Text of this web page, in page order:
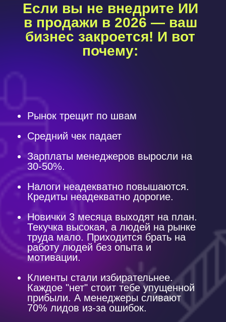
Если вы не внедрите ИИ
в продажи в 2026 — ваш
бизнес закроется! И вот
почему:
Рынок трещит по швам
Средний чек падает
Зарплаты менеджеров выросли на
30-50%.
Налоги неадекватно повышаются.
Кредиты неадекватно дорогие.
Новички 3 месяца выходят на план.
Текучка высокая, а людей на рынке
труда мало. Приходится брать на
работу людей без опыта и
мотивации.
Клиенты стали избирательнее.
Каждое "нет" стоит тебе упущенной
прибыли. А менеджеры сливают
70% лидов из-за ошибок.